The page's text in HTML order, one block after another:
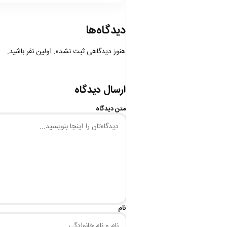
دیدگاه‌ها
هنوز دیدگاهی ثبت نشده. اولین نفر باشید.
ارسال دیدگاه
متن دیدگاه
نام